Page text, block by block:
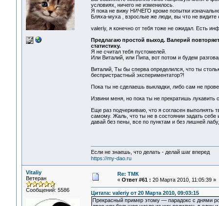
условиях, ничего не изменилось.
Я пока не вижу НИЧЕГО кроме попытки
Бляха-муха , взрослые же люди, вы что не видите
valeriy, я конечно от тебя тоже не ожидал. Есть
Предлагаю простой выход. Валерий
статистику.
Я не считал тебя пустомелей.
Или Виталий, или Пипа, вот потом и будем
Виталий, Ты бы сперва определился, что ты
беспристрастный экспериментатор?!
Пока ты не сделаешь выкладки, либо сам не
Извини меня, но пока ты не прекратишь лукавить
Еще раз подчеркиваю, что я согласен выполнять
самому. Жаль, что ты не в состоянии задать себе
давай без пены, все по пунктам и без лишней
Если не знаешь, что делать - делай шаг вперед
https://my-dao.ru
Vitaliy
Ветеран
Сообщений: 5586
Re: ТМК
« Ответ #61 : 20 Марта 2010, 11:05:39 »
Цитата: valeriy от 20 Марта 2010, 09:03:15
Прекрасный пример этому — парадокс с днями